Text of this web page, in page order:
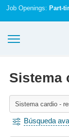
Job Openings: Part-
Iniciar sesión
Sistema
Búsqueda